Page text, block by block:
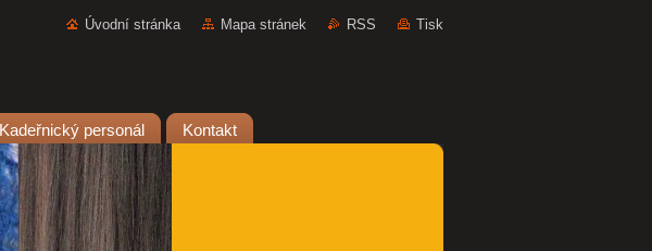
Úvodní stránka Mapa stránek RSS Tisk
Kadeřnický personál Kontakt